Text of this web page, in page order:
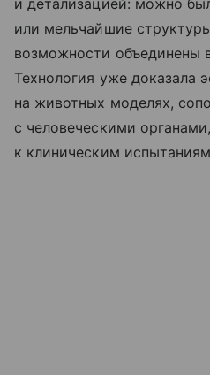
или мельчайшие
возможности объединены
Технология уже доказала
на животных моделях,
с человеческими
к клиническим